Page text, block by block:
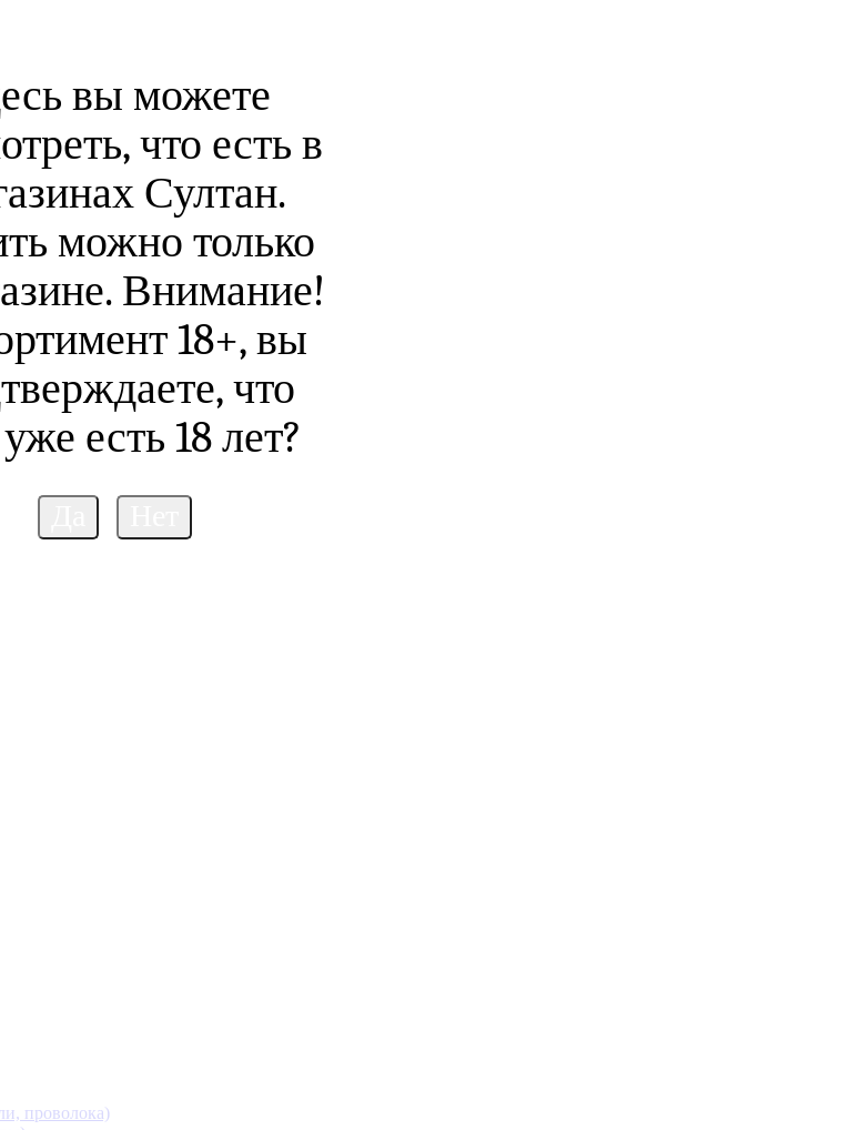
проволока)
вы можете
что есть в
Султан.
можно только
Внимание!
18+, вы
что
есть 18 лет?